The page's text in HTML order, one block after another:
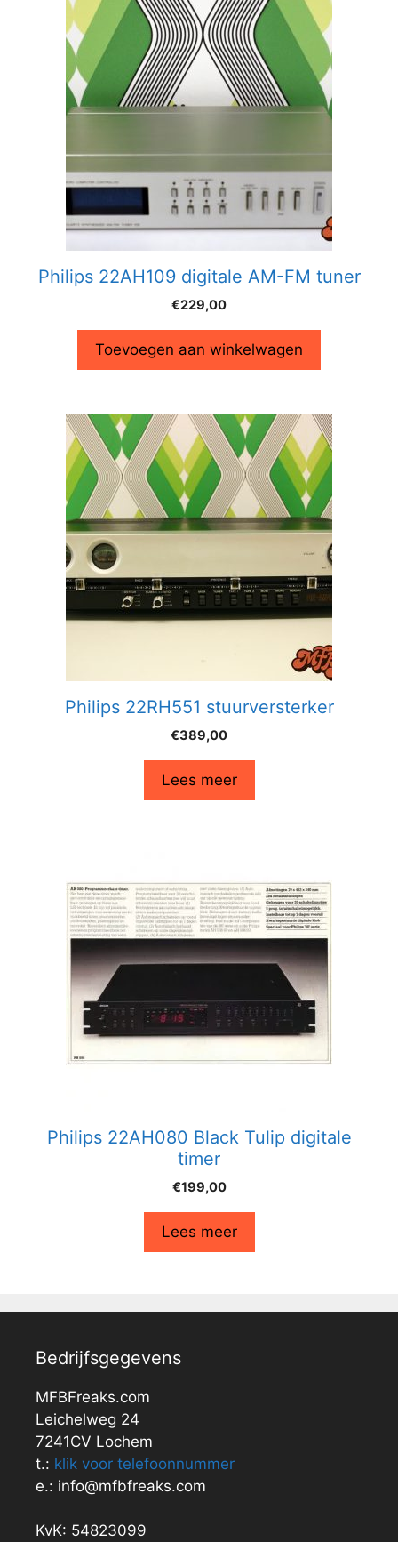
Philips 22AH109 digitale AM-FM tuner
€229,00
Toevoegen aan winkelwagen
Philips 22RH551 stuurversterker
€389,00
Lees meer
Philips 22AH080 Black Tulip digitale
timer
€199,00
Lees meer
Bedrijfsgegevens
MFBFreaks.com
Leichelweg 24
7241CV Lochem
t.: klik voor telefoonnummer
e.: info@mfbfreaks.com
KvK: 54823099